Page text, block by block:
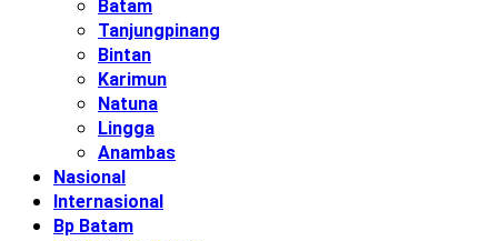
Batam
Tanjungpinang
Bintan
Karimun
Natuna
Lingga
Anambas
Nasional
Internasional
Bp Batam